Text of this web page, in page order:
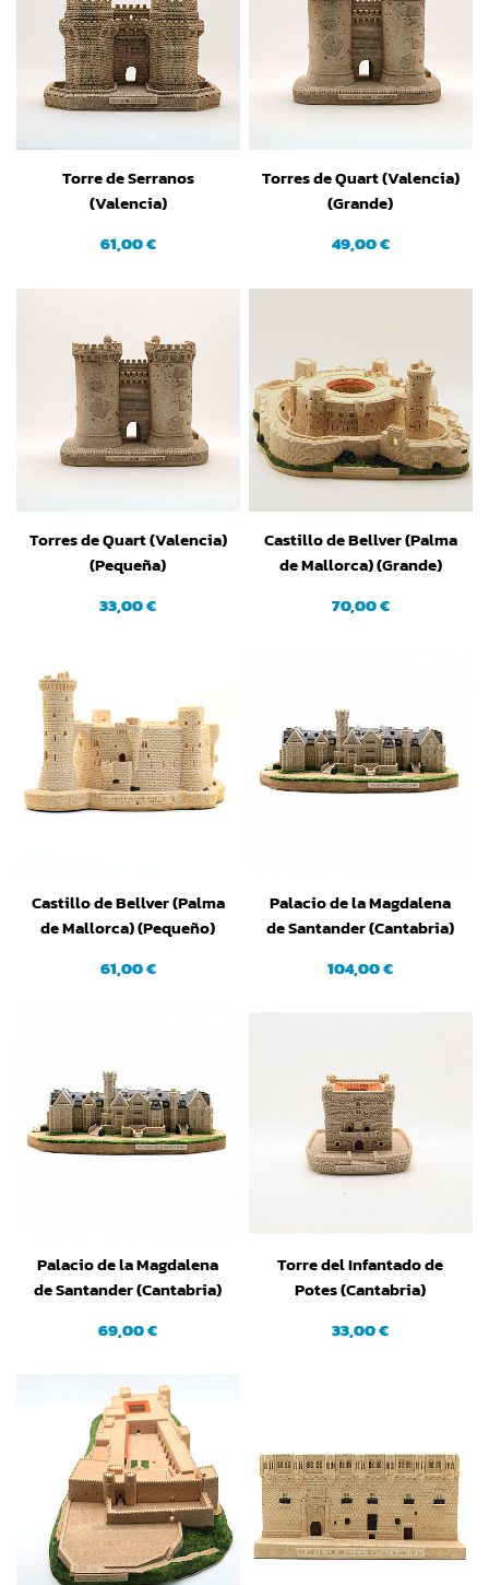
Torre de Serranos
(Valencia)
61,00 €
Torres de Quart (Valencia)
(Grande)
49,00 €
Torres de Quart (Valencia)
(Pequeña)
33,00 €
Castillo de Bellver (Palma
de Mallorca) (Grande)
70,00 €
Castillo de Bellver (Palma
de Mallorca) (Pequeño)
61,00 €
Palacio de la Magdalena
de Santander (Cantabria)
104,00 €
Palacio de la Magdalena
de Santander (Cantabria)
69,00 €
Torre del Infantado de
Potes (Cantabria)
33,00 €